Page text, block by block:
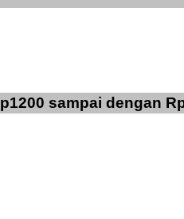
sampai dengan